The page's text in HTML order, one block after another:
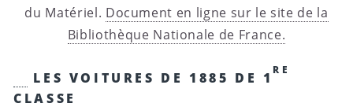
du Matériel. Document en ligne sur le site de la
Bibliothèque Nationale de France.
LES VOITURES DE 1885 DE 1 RE
CLASSE